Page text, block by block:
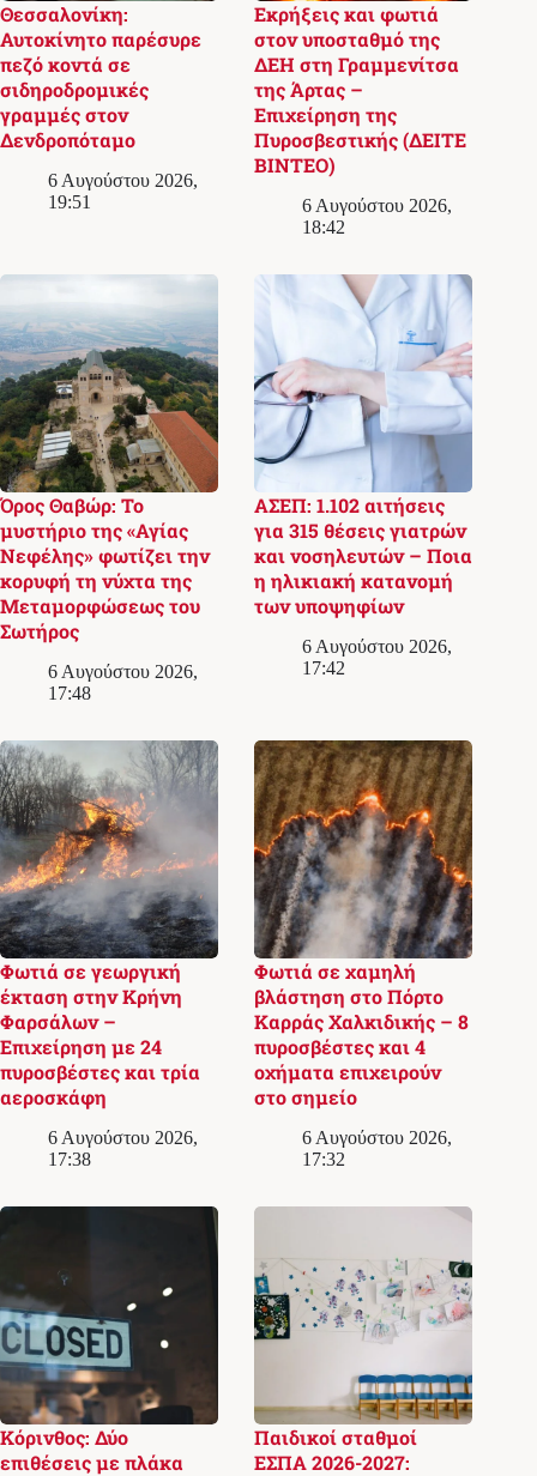
Θεσσαλονίκη:
Αυτοκίνητο παρέσυρε
πεζό κοντά σε
σιδηροδρομικές
γραμμές στον
Δενδροπόταμο
6 Αυγούστου 2026,
19:51
Εκρήξεις και φωτιά
στον υποσταθμό της
ΔΕΗ στη Γραμμενίτσα
της Άρτας –
Επιχείρηση της
Πυροσβεστικής (ΔΕΙΤΕ
ΒΙΝΤΕΟ)
6 Αυγούστου 2026,
18:42
Όρος Θαβώρ: Το
μυστήριο της «Αγίας
Νεφέλης» φωτίζει την
κορυφή τη νύχτα της
Μεταμορφώσεως του
Σωτήρος
6 Αυγούστου 2026,
17:48
ΑΣΕΠ: 1.102 αιτήσεις
για 315 θέσεις γιατρών
και νοσηλευτών – Ποια
η ηλικιακή κατανομή
των υποψηφίων
6 Αυγούστου 2026,
17:42
Φωτιά σε γεωργική
έκταση στην Κρήνη
Φαρσάλων –
Επιχείρηση με 24
πυροσβέστες και τρία
αεροσκάφη
6 Αυγούστου 2026,
17:38
Φωτιά σε χαμηλή
βλάστηση στο Πόρτο
Καρράς Χαλκιδικής – 8
πυροσβέστες και 4
οχήματα επιχειρούν
στο σημείο
6 Αυγούστου 2026,
17:32
Κόρινθος: Δύο
επιθέσεις με πλάκα
Παιδικοί σταθμοί
ΕΣΠΑ 2026-2027: